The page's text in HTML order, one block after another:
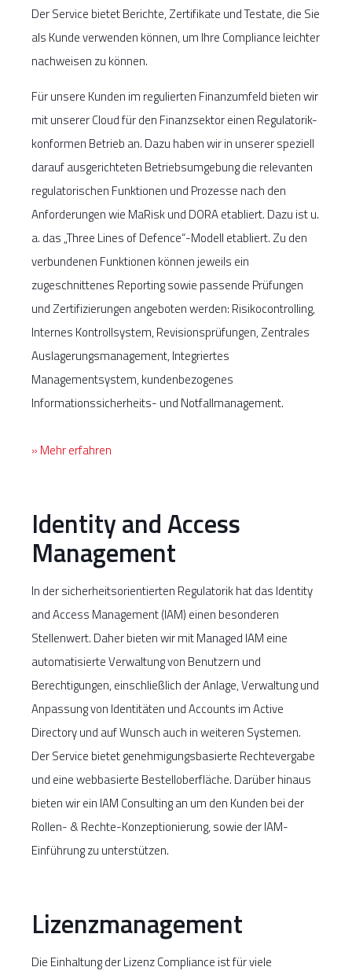
Der Service bietet Berichte, Zertifikate und Testate, die Sie
als Kunde verwenden können, um Ihre Compliance leichter
nachweisen zu können.
Für unsere Kunden im regulierten Finanzumfeld bieten wir
mit unserer Cloud für den Finanzsektor einen Regulatorik-
konformen Betrieb an. Dazu haben wir in unserer speziell
darauf ausgerichteten Betriebsumgebung die relevanten
regulatorischen Funktionen und Prozesse nach den
Anforderungen wie MaRisk und DORA etabliert. Dazu ist u.
a. das „Three Lines of Defence“-Modell etabliert. Zu den
verbundenen Funktionen können jeweils ein
zugeschnittenes Reporting sowie passende Prüfungen
und Zertifizierungen angeboten werden: Risikocontrolling,
Internes Kontrollsystem, Revisionsprüfungen, Zentrales
Auslagerungsmanagement, Integriertes
Managementsystem, kundenbezogenes
Informationssicherheits- und Notfallmanagement.
» Mehr erfahren
Identity and Access
Management
In der sicherheitsorientierten Regulatorik hat das Identity
and Access Management (IAM) einen besonderen
Stellenwert. Daher bieten wir mit Managed IAM eine
automatisierte Verwaltung von Benutzern und
Berechtigungen, einschließlich der Anlage, Verwaltung und
Anpassung von Identitäten und Accounts im Active
Directory und auf Wunsch auch in weiteren Systemen.
Der Service bietet genehmigungsbasierte Rechtevergabe
und eine webbasierte Bestelloberfläche. Darüber hinaus
bieten wir ein IAM Consulting an um den Kunden bei der
Rollen- & Rechte-Konzeptionierung, sowie der IAM-
Einführung zu unterstützen.
Lizenzmanagement
Die Einhaltung der Lizenz Compliance ist für viele